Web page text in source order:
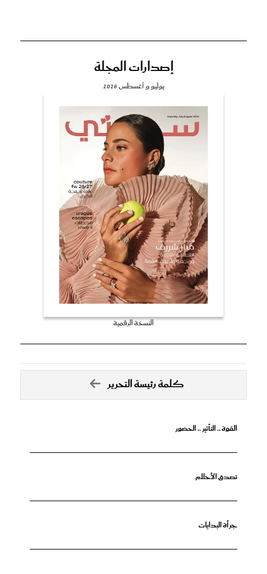
إصدارات المجلة
يوليو و أغسطس 2026
النسخة الرقمية
كلمة رئيسة التحرير
القوة .. التأثير .. الحضور
تصدق الأحلام
جرأة البدايات